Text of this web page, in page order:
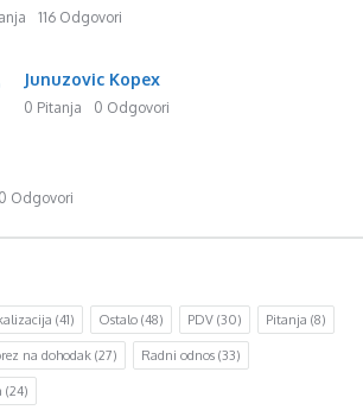
116 Odgovori
Junuzovic Kopex
0 Pitanja 0 Odgovori
0 Odgovori
(41) Ostalo (48) PDV (30) Pitanja (8)
na dohodak (27) Radni odnos (33)
(24)